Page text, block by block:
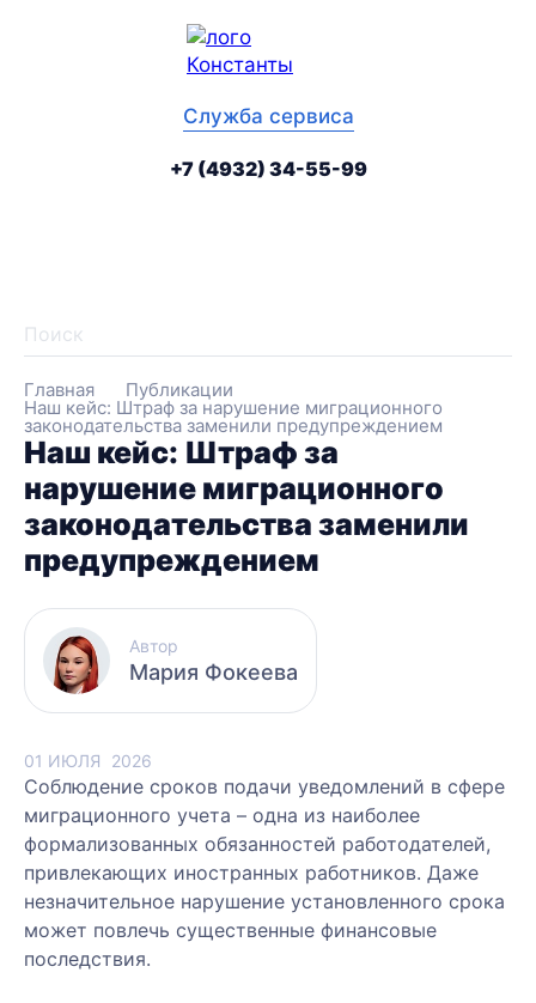
Служба сервиса
+7 (4932) 34-55-99
Главная Публикации
Наш кейс: Штраф за нарушение миграционного
законодательства заменили предупреждением
Наш кейс: Штраф за
нарушение миграционного
законодательства заменили
предупреждением
Автор
Мария Фокеева
01 ИЮЛЯ 2026
Соблюдение сроков подачи уведомлений в сфере
миграционного учета – одна из наиболее
формализованных обязанностей работодателей,
привлекающих иностранных работников. Даже
незначительное нарушение установленного срока
может повлечь существенные финансовые
последствия.